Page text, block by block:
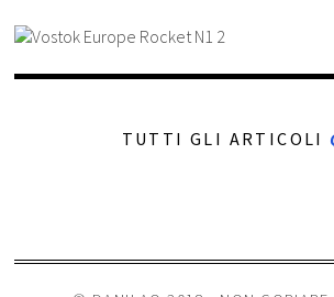
TUTTI GLI ARTICOLI